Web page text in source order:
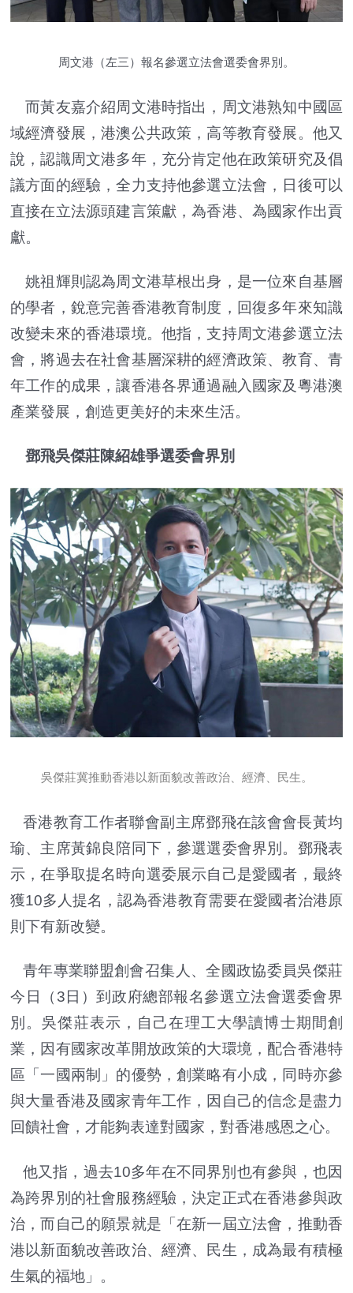
周文港（左三）報名參選立法會選委會界別。
而黃友嘉介紹周文港時指出，周文港熟知中國區
域經濟發展，港澳公共政策，高等教育發展。他又
說，認識周文港多年，充分肯定他在政策研究及倡
議方面的經驗，全力支持他參選立法會，日後可以
直接在立法源頭建言策獻，為香港、為國家作出貢
獻。
姚祖輝則認為周文港草根出身，是一位來自基層
的學者，銳意完善香港教育制度，回復多年來知識
改變未來的香港環境。他指，支持周文港參選立法
會，將過去在社會基層深耕的經濟政策、教育、青
年工作的成果，讓香港各界通過融入國家及粵港澳
產業發展，創造更美好的未來生活。
鄧飛吳傑莊陳紹雄爭選委會界別
吳傑莊冀推動香港以新面貌改善政治、經濟、民生。
香港教育工作者聯會副主席鄧飛在該會會長黃均
瑜、主席黃錦良陪同下，參選選委會界別。鄧飛表
示，在爭取提名時向選委展示自己是愛國者，最終
獲10多人提名，認為香港教育需要在愛國者治港原
則下有新改變。
青年專業聯盟創會召集人、全國政協委員吳傑莊
今日（3日）到政府總部報名參選立法會選委會界
別。吳傑莊表示，自己在理工大學讀博士期間創
業，因有國家改革開放政策的大環境，配合香港特
區「一國兩制」的優勢，創業略有小成，同時亦參
與大量香港及國家青年工作，因自己的信念是盡力
回饋社會，才能夠表達對國家，對香港感恩之心。
他又指，過去10多年在不同界別也有參與，也因
為跨界別的社會服務經驗，決定正式在香港參與政
治，而自己的願景就是「在新一屆立法會，推動香
港以新面貌改善政治、經濟、民生，成為最有積極
生氣的福地」。